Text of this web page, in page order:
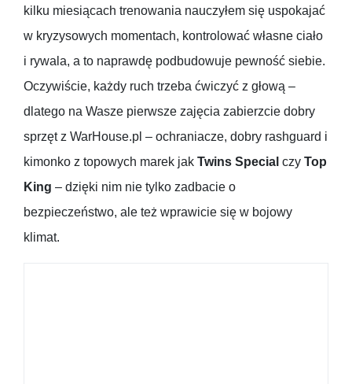
kilku miesiącach trenowania nauczyłem się uspokajać
w kryzysowych momentach, kontrolować własne ciało
i rywala, a to naprawdę podbudowuje pewność siebie.
Oczywiście, każdy ruch trzeba ćwiczyć z głową –
dlatego na Wasze pierwsze zajęcia zabierzcie dobry
sprzęt z WarHouse.pl – ochraniacze, dobry rashguard i
kimonko z topowych marek jak Twins Special czy Top
King – dzięki nim nie tylko zadbacie o
bezpieczeństwo, ale też wprawicie się w bojowy
klimat.